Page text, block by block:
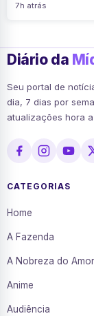
7h atrás
Diário da
Seu portal de
dia, 7 dias por
atualizações hora
CATEGORIAS
Home
A Fazenda
A Nobreza do Amor
Anime
Audiência